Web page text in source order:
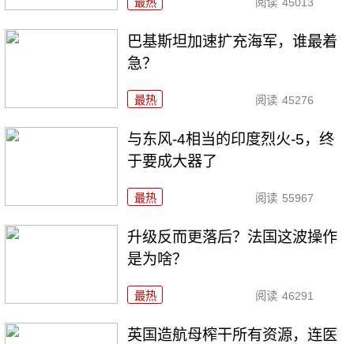
最热 阅读 45013
巴基斯坦加速扩充海军，谁最着
急？
最热 阅读 45276
与东风-4相当的印度烈火-5，终
于要成大器了
最热 阅读 55967
升级反而更落后？法国这波操作
是为啥？
最热 阅读 46291
英国造航母榨干所有资源，连医